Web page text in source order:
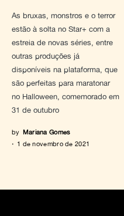
As bruxas, monstros e o terror
estão à solta no Star+ com a
estreia de novas séries, entre
outras produções já
disponíveis na plataforma, que
são perfeitas para maratonar
no Halloween, comemorado em
31 de outubro
by Mariana Gomes
1 de novembro de 2021